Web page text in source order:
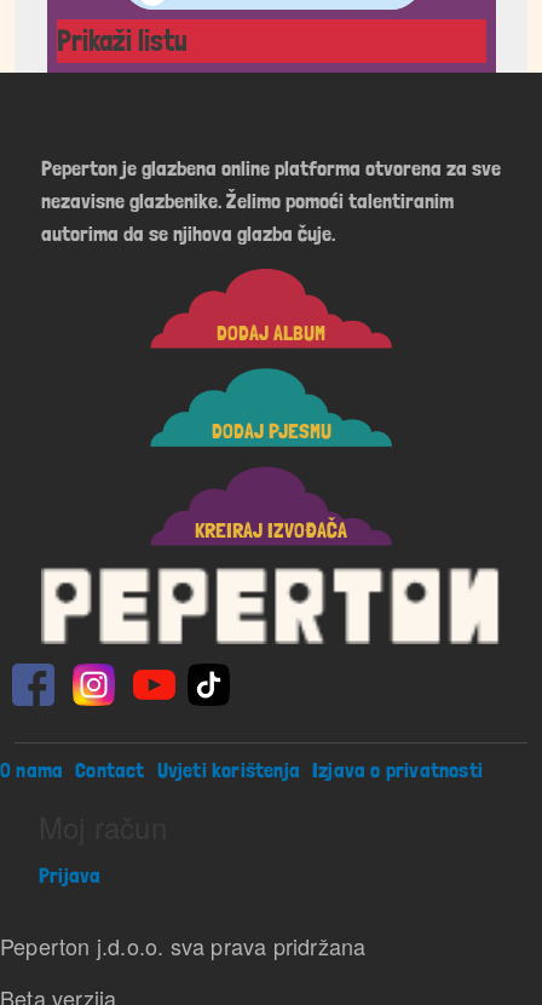
Prikaži listu
Peperton je glazbena online platforma otvorena za sve
nezavisne glazbenike. Želimo pomoći talentiranim
autorima da se njihova glazba čuje.
DODAJ ALBUM
DODAJ PJESMU
KREIRAJ IZVOĐAČA
Footer menu
O nama Contact Uvjeti korištenja Izjava o privatnosti
Prijava
Peperton j.d.o.o. sva prava pridržana
Beta verzija